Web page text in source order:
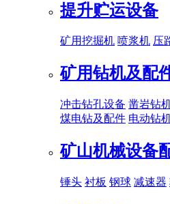
提升贮运设备
矿用挖掘机 喷浆机 压
矿用钻机及配
冲击钻孔设备 凿岩钻
煤电钻及配件 电动钻
矿山机械设备
锤头 衬板 钢球 减速器